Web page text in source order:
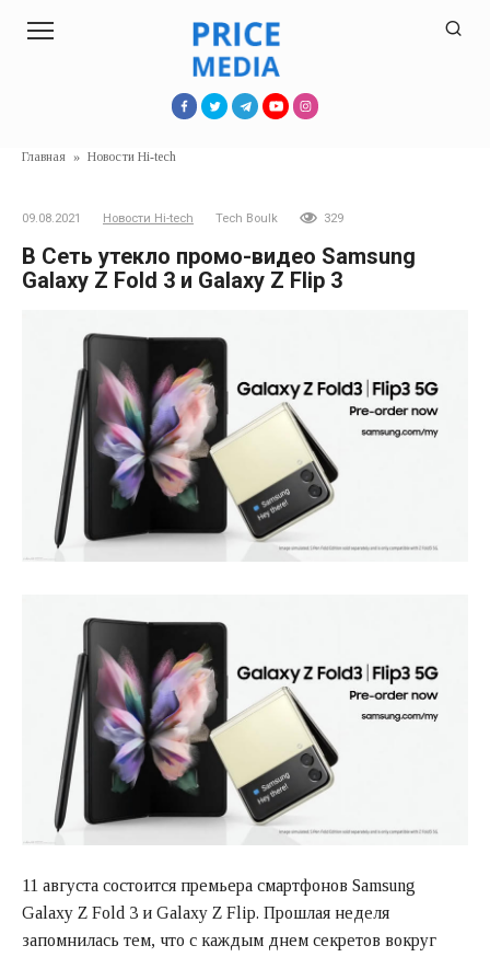
Главная » Новости Hi-tech
09.08.2021 Новости Hi-tech Tech Boulk 329
В Сеть утекло промо-видео Samsung
Galaxy Z Fold 3 и Galaxy Z Flip 3
11 августа состоится премьера смартфонов Samsung
Galaxy Z Fold 3 и Galaxy Z Flip. Прошлая неделя
запомнилась тем, что с каждым днем секретов вокруг